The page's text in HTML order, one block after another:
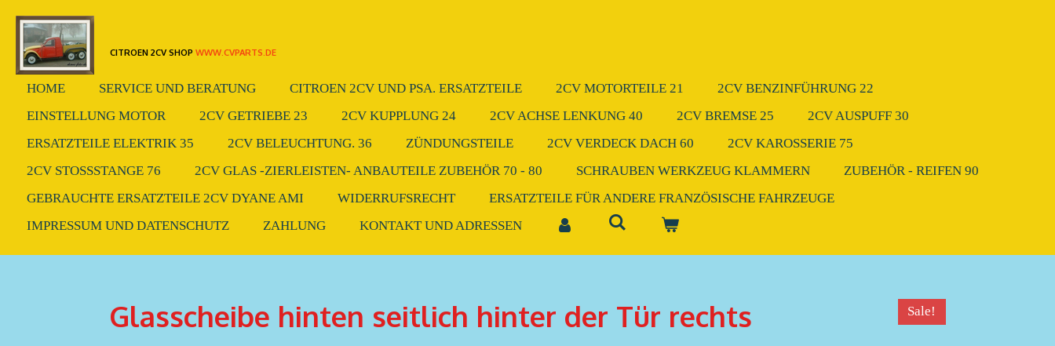
Zum
Hauptinhalt
springen
CITROEN 2CV SHOP WWW.CVPARTS.DE
HOME SERVICE UND BERATUNG CITROEN 2CV UND PSA. ERSATZTEILE 2CV MOTORTEILE 21
2CV BENZINFÜHRUNG 22
EINSTELLUNG MOTOR
2CV GETRIEBE 23 2CV KUPPLUNG 24 2CV ACHSE LENKUNG 40 2CV BREMSE 25
2CV AUSPUFF 30
ERSATZTEILE ELEKTRIK 35
2CV BELEUCHTUNG. 36 ZÜNDUNGSTEILE 2CV VERDECK DACH 60
2CV KAROSSERIE 75
2CV STOSSSTANGE 76
2CV GLAS -ZIERLEISTEN- ANBAUTEILE ZUBEHÖR 70 - 80 SCHRAUBEN WERKZEUG KLAMMERN
ZUBEHÖR - REIFEN 90
GEBRAUCHTE ERSATZTEILE 2CV DYANE AMI
WIDERRUFSRECHT
ERSATZTEILE FÜR ANDERE FRANZÖSISCHE FAHRZEUGE
IMPRESSUM UND DATENSCHUTZ
ZAHLUNG KONTAKT UND ADRESSEN
Glasscheibe hinten seitlich hinter der Tür rechts Sale!